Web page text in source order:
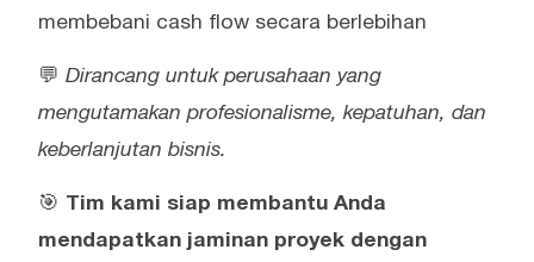
membebani cash flow secara berlebihan
💬 Dirancang untuk perusahaan yang
mengutamakan profesionalisme, kepatuhan, dan
keberlanjutan bisnis.
🎯 Tim kami siap membantu Anda
mendapatkan jaminan proyek dengan